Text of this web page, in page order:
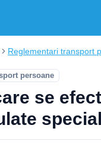
Reglementari transport
persoane
se